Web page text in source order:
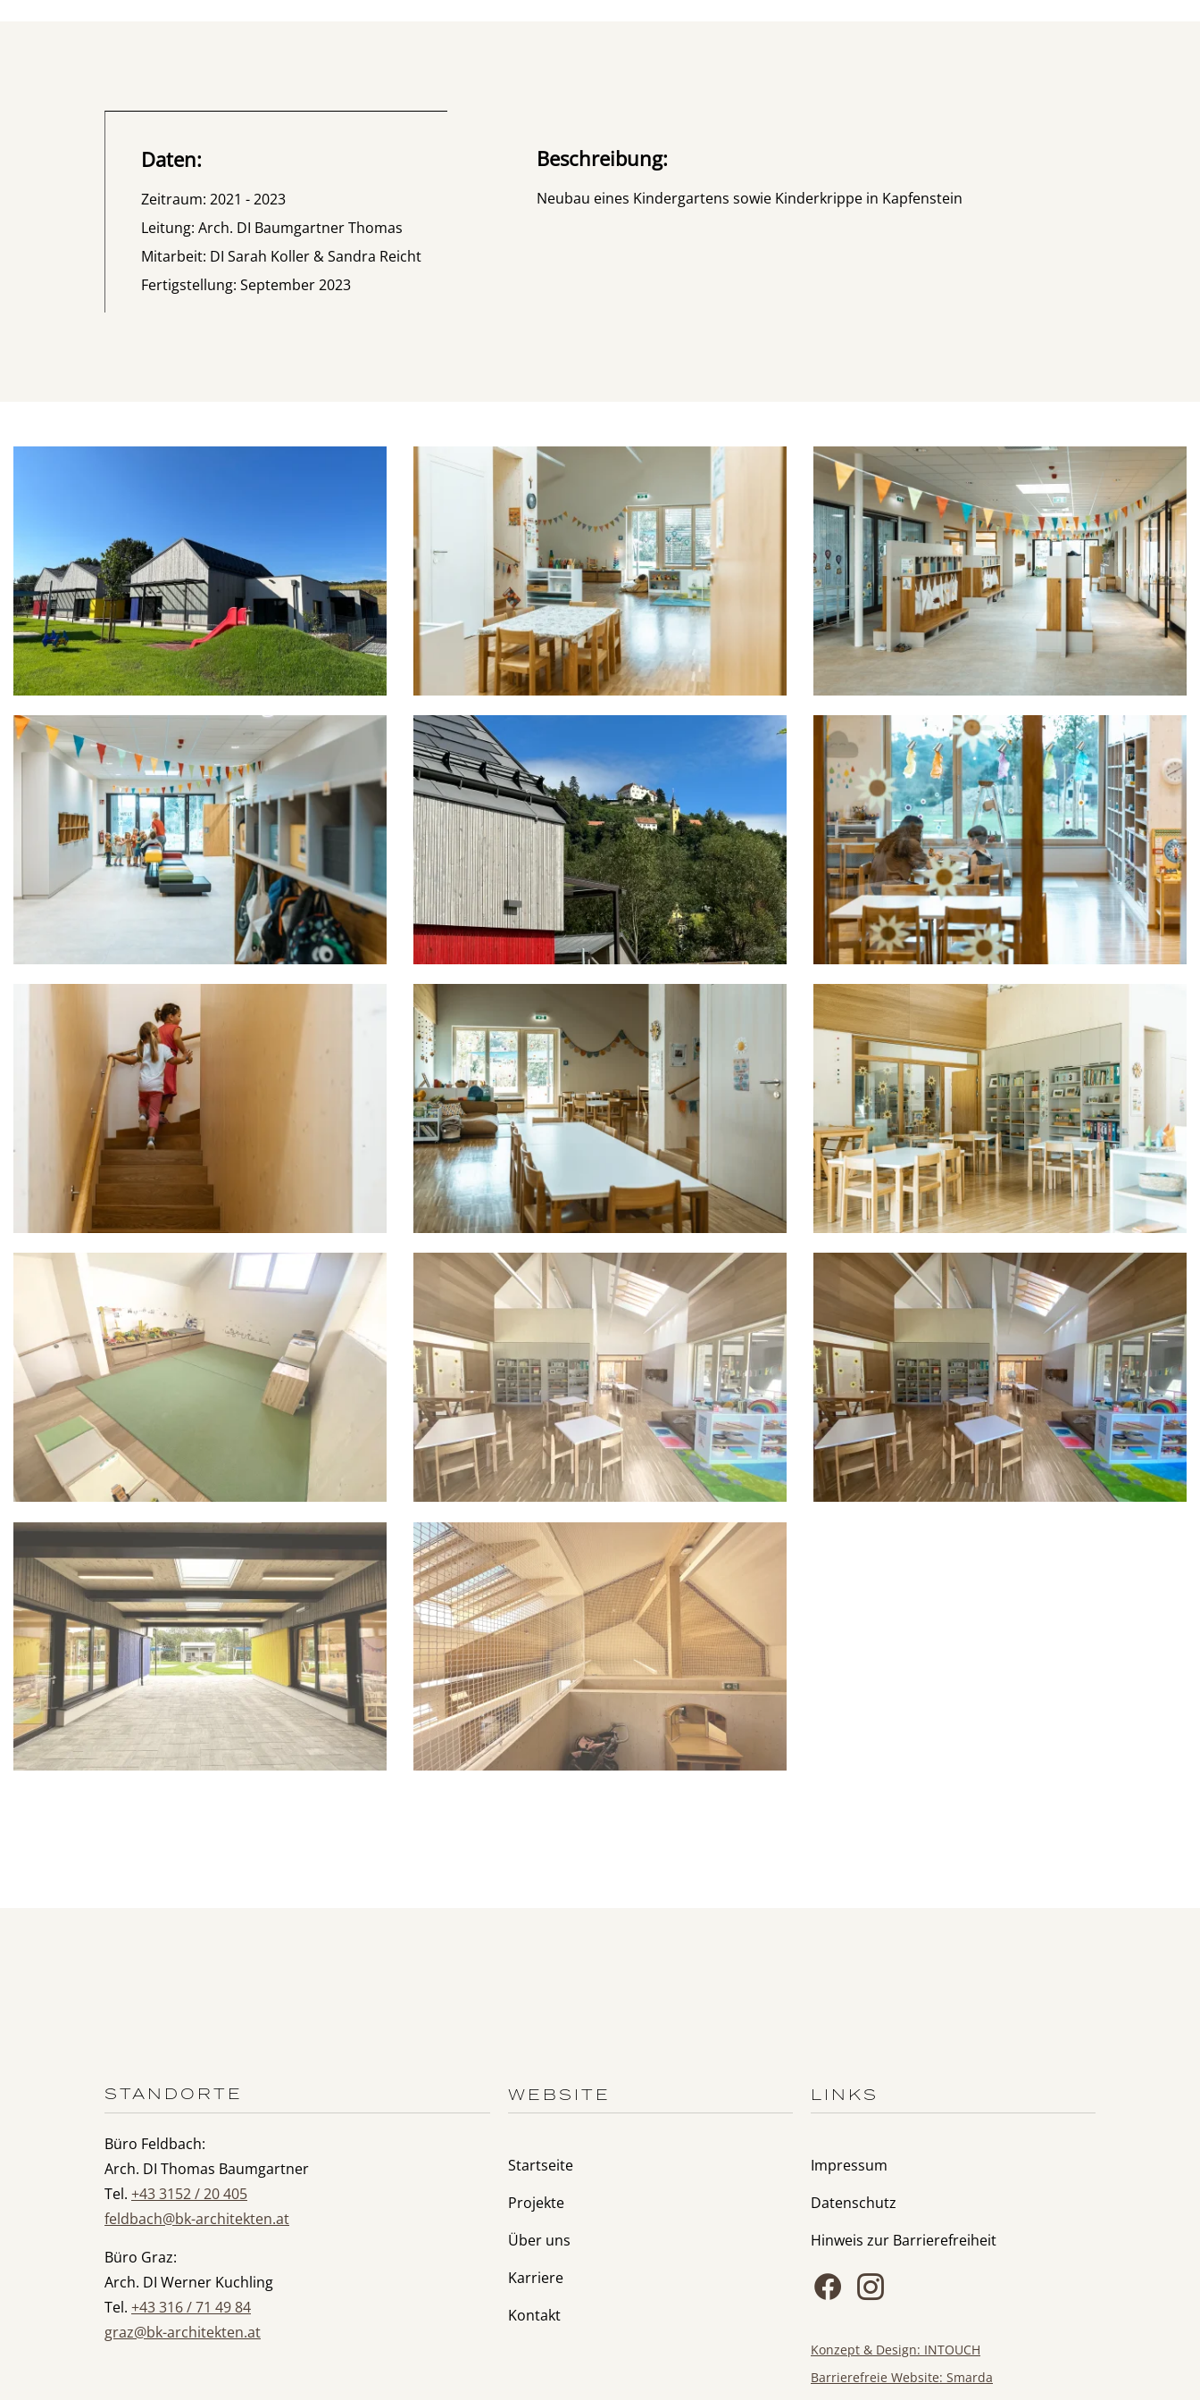
Daten:
Zeitraum: 2021 - 2023
Leitung: Arch. DI Baumgartner Thomas
Mitarbeit: DI Sarah Koller & Sandra Reicht
Fertigstellung: September 2023
Beschreibung:
Neubau eines Kindergartens sowie Kinderkrippe in Kapfenstein
STANDORTE
Büro Feldbach:
Arch. DI Thomas Baumgartner
Tel. +43 3152 / 20 405
feldbach@bk-architekten.at
Büro Graz:
Arch. DI Werner Kuchling
Tel. +43 316 / 71 49 84
graz@bk-architekten.at
WEBSITE
Startseite
Projekte
Über uns
Karriere
Kontakt
LINKS
Impressum
Datenschutz
Hinweis zur Barrierefreiheit
Konzept & Design: INTOUCH
Barrierefreie Website: Smarda